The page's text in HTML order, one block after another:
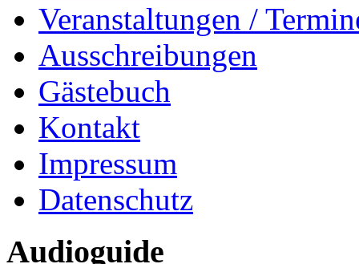
Veranstaltungen /
Ausschreibungen
Gästebuch
Kontakt
Impressum
Datenschutz
Audioguide